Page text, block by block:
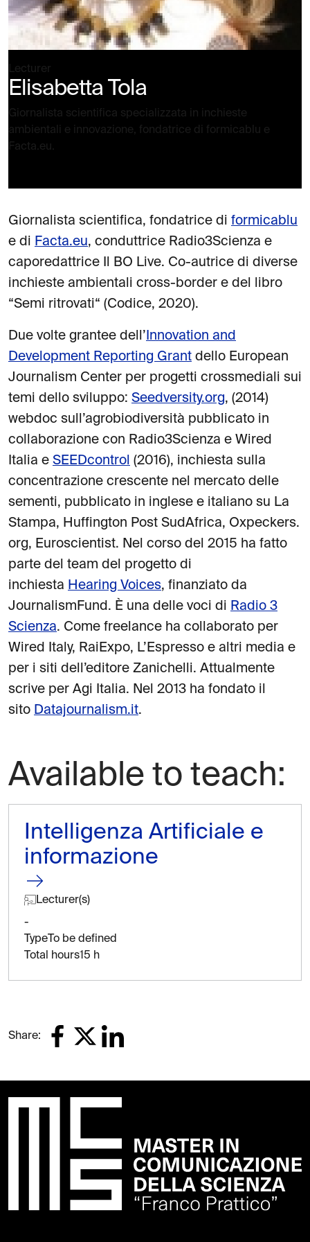
Lecturer
Elisabetta Tola
Giornalista scientifica specializzata in inchieste
ambientali e innovazione, fondatrice di formicablu e
Facta.eu.
Giornalista scientifica, fondatrice di formicablu
e di Facta.eu, conduttrice Radio3Scienza e
caporedattrice Il BO Live. Co-autrice di diverse
inchieste ambientali cross-border e del libro
“Semi ritrovati“ (Codice, 2020).
Due volte grantee dell’ Innovation and
Development Reporting Grant dello European
Journalism Center per progetti crossmediali sui
temi dello sviluppo: Seedversity.org, (2014)
webdoc sull’agrobiodiversità pubblicato in
collaborazione con Radio3Scienza e Wired
Italia e SEEDcontrol (2016), inchiesta sulla
concentrazione crescente nel mercato delle
sementi, pubblicato in inglese e italiano su La
Stampa, Huffington Post SudAfrica, Oxpeckers.
org, Euroscientist. Nel corso del 2015 ha fatto
parte del team del progetto di
inchiesta Hearing Voices, finanziato da
JournalismFund. È una delle voci di Radio 3
Scienza. Come freelance ha collaborato per
Wired Italy, RaiExpo, L’Espresso e altri media e
per i siti dell’editore Zanichelli. Attualmente
scrive per Agi Italia. Nel 2013 ha fondato il
sito Datajournalism.it.
Available to teach:
Intelligenza Artificiale e
informazione
Lecturer(s)
-
TypeTo be defined
Total hours15 h
Share: